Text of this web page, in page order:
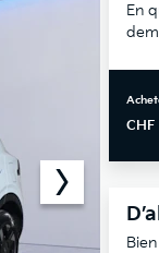
En
CHF